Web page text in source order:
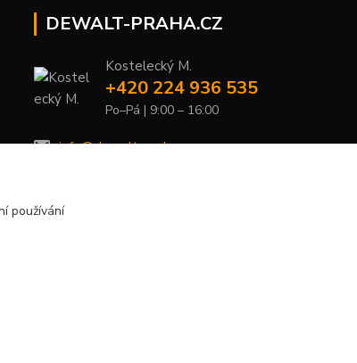
DEWALT-PRAHA.CZ
Kostelecký M.
+420 224 936 535
Po–Pá | 9:00 – 16:00
info@dewalt-praha.cz
používání